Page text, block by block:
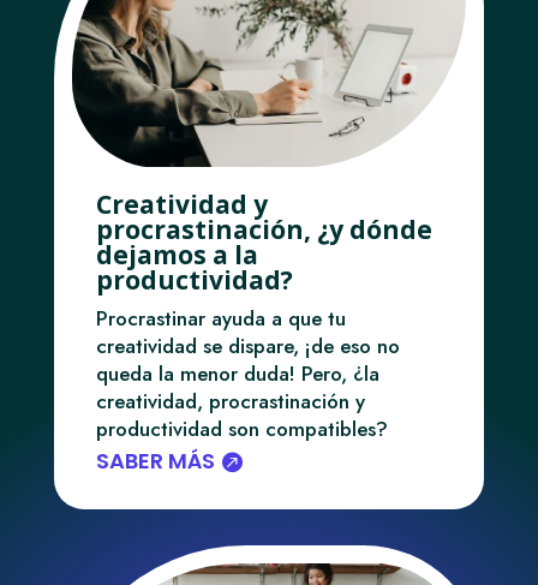
Creatividad y
procrastinación, ¿y dónde
dejamos a la
productividad?
Procrastinar ayuda a que tu
creatividad se dispare, ¡de eso no
queda la menor duda! Pero, ¿la
creatividad, procrastinación y
productividad son compatibles?
SABER MÁS